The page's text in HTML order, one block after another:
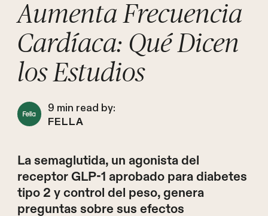
Aumenta Frecuencia
Cardíaca: Qué Dicen
los Estudios
9 min read by:
FELLA
La semaglutida, un agonista del
receptor GLP-1 aprobado para diabetes
tipo 2 y control del peso, genera
preguntas sobre sus efectos